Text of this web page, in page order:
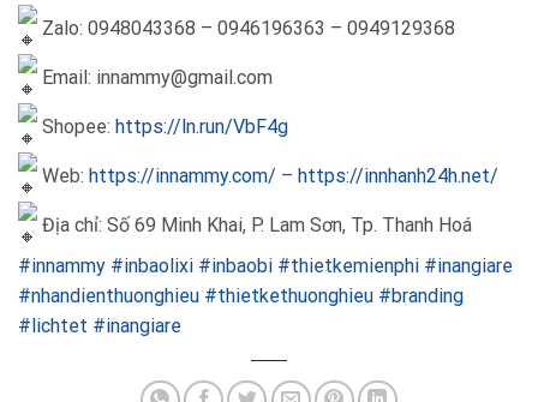
Zalo: 0948043368 – 0946196363 – 0949129368
Email: innammy@gmail.com
Shopee: https://ln.run/VbF4g
Web: https://innammy.com/ – https://innhanh24h.net/
Địa chỉ: Số 69 Minh Khai, P. Lam Sơn, Tp. Thanh Hoá
#innammy #inbaolixi #inbaobi #thietkemienphi #inangiare
#nhandienthuonghieu #thietkethuonghieu #branding
#lichtet #inangiare